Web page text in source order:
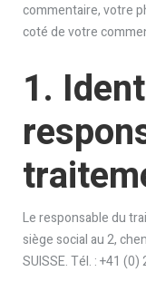
commentaire, votre
coté de votre
1.
Le responsable du
siège social au 2,
SUISSE. Tél. : +41